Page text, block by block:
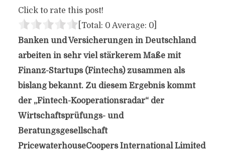
Click to rate this post!
[Total: 0 Average: 0]
Banken und Versicherungen in Deutschland
arbeiten in sehr viel stärkerem Maße mit
Finanz-Startups (Fintechs) zusammen als
bislang bekannt. Zu diesem Ergebnis kommt
der „Fintech-Kooperationsradar“ der
Wirtschaftsprüfungs- und
Beratungsgesellschaft
PricewaterhouseCoopers International Limited